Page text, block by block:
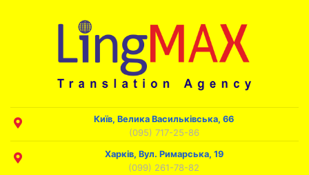
Київ, Велика Васильківська, 66
(095) 717-25-86
Харків, Вул. Римарська, 19
(099) 261-78-82